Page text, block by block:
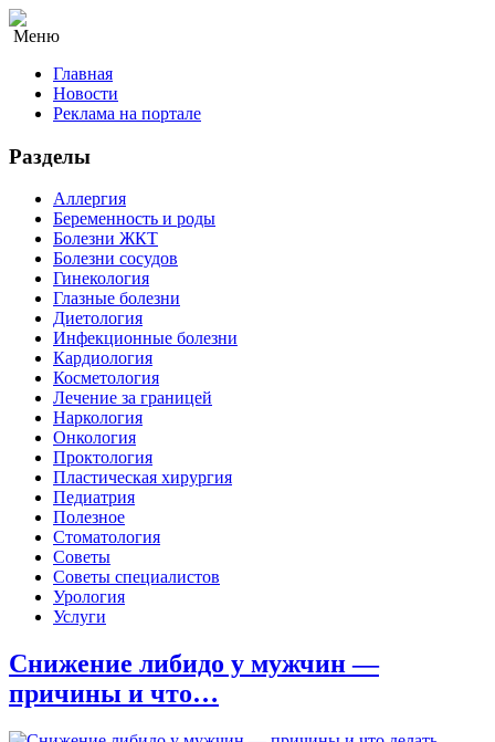
Меню
Главная
Новости
Реклама на портале
Разделы
Аллергия
Беременность и роды
Болезни ЖКТ
Болезни сосудов
Гинекология
Глазные болезни
Диетология
Инфекционные болезни
Кардиология
Косметология
Лечение за границей
Наркология
Онкология
Проктология
Пластическая хирургия
Педиатрия
Полезное
Стоматология
Советы
Советы специалистов
Урология
Услуги
Снижение либидо у мужчин —
причины и что…